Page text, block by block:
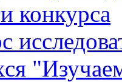
конкурса